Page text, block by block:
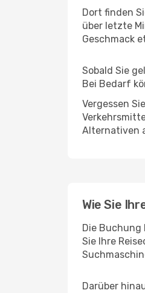
Dort finden
über letzte
Geschmack
Sobald Sie
Bei Bedarf
Vergessen
Alternativen
Wie Sie
Die Buchung
Sie Ihre
Darüber